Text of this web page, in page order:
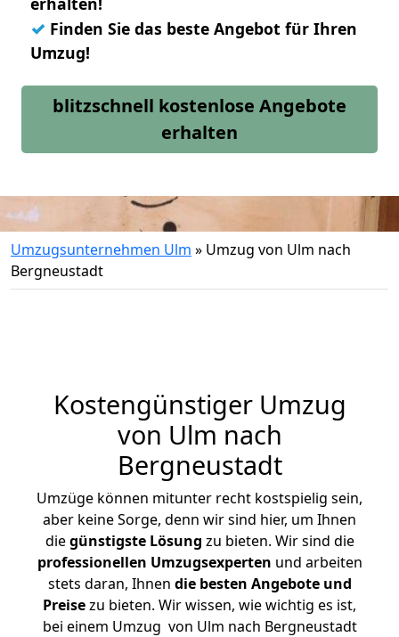
✓ Finden Sie das beste Angebot für Ihren
Umzug!
blitzschnell kostenlose Angebote
erhalten
Umzugsunternehmen Ulm » Umzug von Ulm nach
Bergneustadt
Kostengünstiger Umzug
von Ulm nach
Bergneustadt
Umzüge können mitunter recht kostspielig sein,
aber keine Sorge, denn wir sind hier, um Ihnen
diegünstigste Lösung zu bieten. Wir sind die
professionellen Umzugsexperten und arbeiten
stets daran, Ihnen die besten Angebote und
Preisezu bieten. Wir wissen, wie wichtig es ist,
bei einem Umzug von Ulm nach Bergneustadt